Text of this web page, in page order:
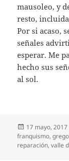
mausoleo, y
resto,
Por si acaso,
señales
esperar. Me
hecho sus
al sol.
Publicado
el
17 mayo, 2017
franquismo,
reparación,valle